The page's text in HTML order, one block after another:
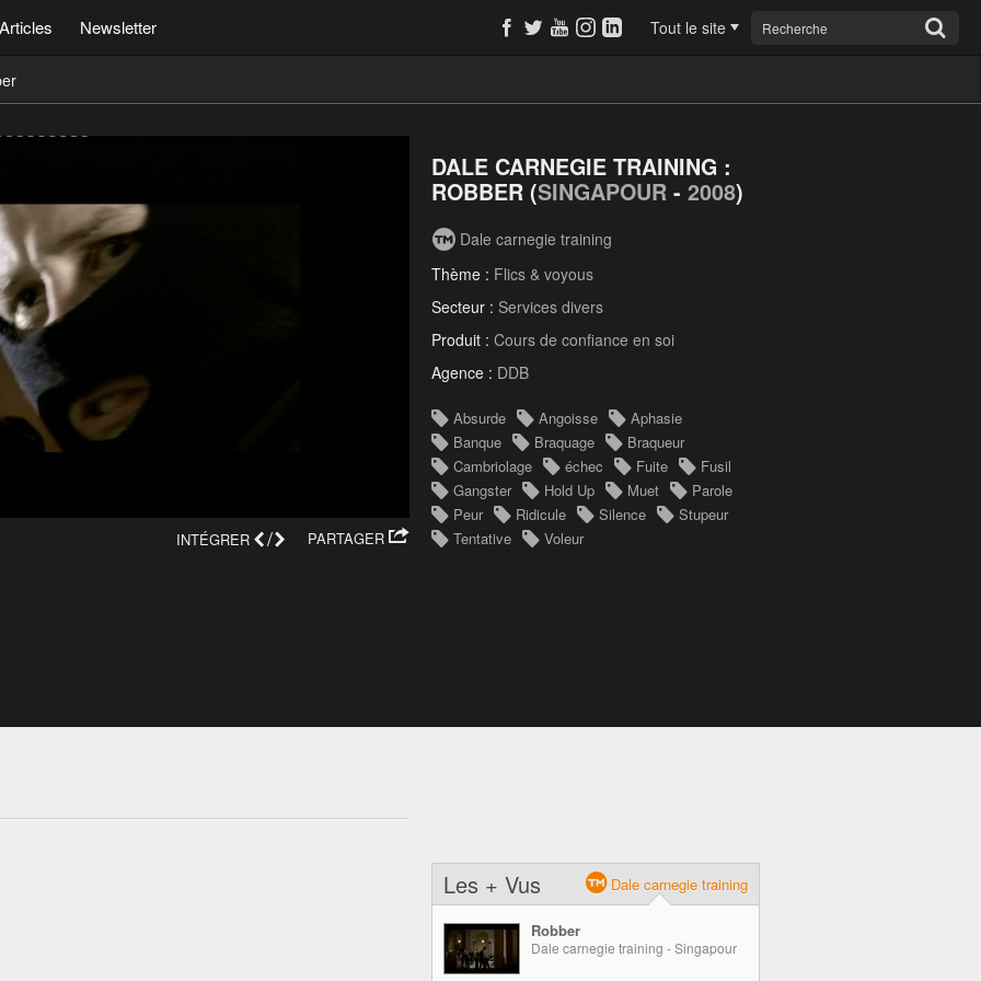
Articles Newsletter Tout le site
PARTAGER
INTÉGRER /
DALE CARNEGIE TRAINING :
ROBBER (SINGAPOUR - 2008)
Dale carnegie training
Thème : Flics & voyous
Secteur : Services divers
Produit : Cours de confiance en soi
Agence : DDB
Absurde Angoisse
Aphasie
Banque
Braquage
Braqueur
Cambriolage
échec Fuite
Fusil
Gangster
Hold Up Muet
Parole
Peur
Ridicule Silence
Stupeur
Tentative
Voleur
Les + Vus Dale carnegie training
Robber
Dale carnegie training - Singapour